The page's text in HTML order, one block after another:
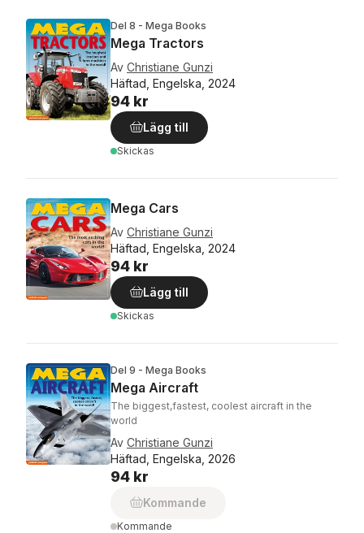
Del 8 - Mega Books
Mega Tractors
Av Christiane Gunzi
Häftad, Engelska, 2024
94 kr
Lägg till
Skickas
Mega Cars
Av Christiane Gunzi
Häftad, Engelska, 2024
94 kr
Lägg till
Skickas
Del 9 - Mega Books
Mega Aircraft
The biggest,fastest, coolest aircraft in the
world
Av Christiane Gunzi
Häftad, Engelska, 2026
94 kr
Kommande
Kommande